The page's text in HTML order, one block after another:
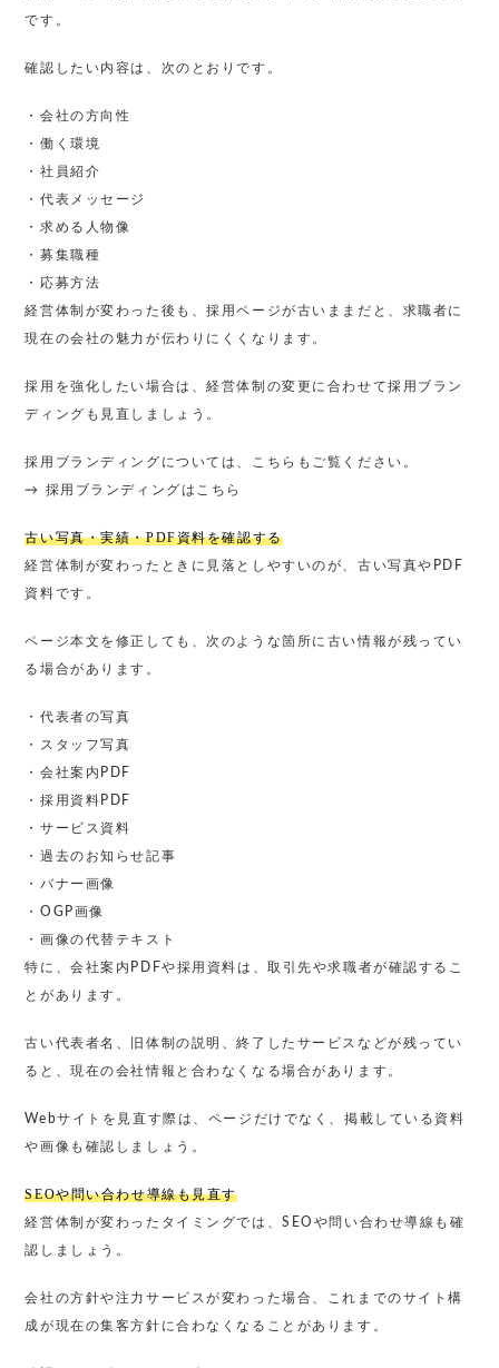
です。
確認したい内容は、次のとおりです。
・会社の方向性
・働く環境
・社員紹介
・代表メッセージ
・求める人物像
・募集職種
・応募方法
経営体制が変わった後も、採用ページが古いままだと、求職者に
現在の会社の魅力が伝わりにくくなります。
採用を強化したい場合は、経営体制の変更に合わせて採用ブラン
ディングも見直しましょう。
採用ブランディングについては、こちらもご覧ください。
→ 採用ブランディングはこちら
古い写真・実績・PDF資料を確認する
経営体制が変わったときに見落としやすいのが、古い写真やPDF
資料です。
ページ本文を修正しても、次のような箇所に古い情報が残ってい
る場合があります。
・代表者の写真
・スタッフ写真
・会社案内PDF
・採用資料PDF
・サービス資料
・過去のお知らせ記事
・バナー画像
・OGP画像
・画像の代替テキスト
特に、会社案内PDFや採用資料は、取引先や求職者が確認するこ
とがあります。
古い代表者名、旧体制の説明、終了したサービスなどが残ってい
ると、現在の会社情報と合わなくなる場合があります。
Webサイトを見直す際は、ページだけでなく、掲載している資料
や画像も確認しましょう。
SEOや問い合わせ導線も見直す
経営体制が変わったタイミングでは、SEOや問い合わせ導線も確
認しましょう。
会社の方針や注力サービスが変わった場合、これまでのサイト構
成が現在の集客方針に合わなくなることがあります。